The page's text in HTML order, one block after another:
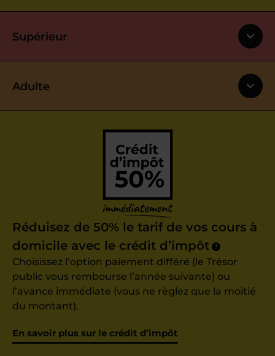
Supérieur
Adulte
Réduisez de 50% le tarif de vos cours à
domicile avec le crédit d’impôt
?
Choisissez l’option paiement différé (le Trésor
public vous rembourse l’année suivante) ou
l’avance immédiate (vous ne règlez que la moitié
du montant).
En savoir plus sur le crédit d’impôt